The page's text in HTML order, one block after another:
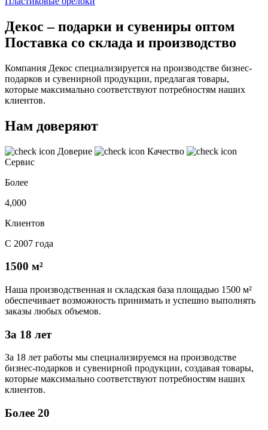
Декос – подарки и сувениры оптом
Поставка со склада и производство
Компания Декос специализируется на производстве бизнес-
подарков и сувенирной продукции, предлагая товары,
которые максимально соответствуют потребностям наших
клиентов.
Нам доверяют
Доверие
Качество
Сервис
Более
4,000
Клиентов
С 2007 года
1500 м²
Наша производственная и складская база площадью 1500 м²
обеспечивает возможность принимать и успешно выполнять
заказы любых объемов.
За 18 лет
За 18 лет работы мы специализируемся на производстве
бизнес-подарков и сувенирной продукции, создавая товары,
которые максимально соответствуют потребностям наших
клиентов.
Более 20